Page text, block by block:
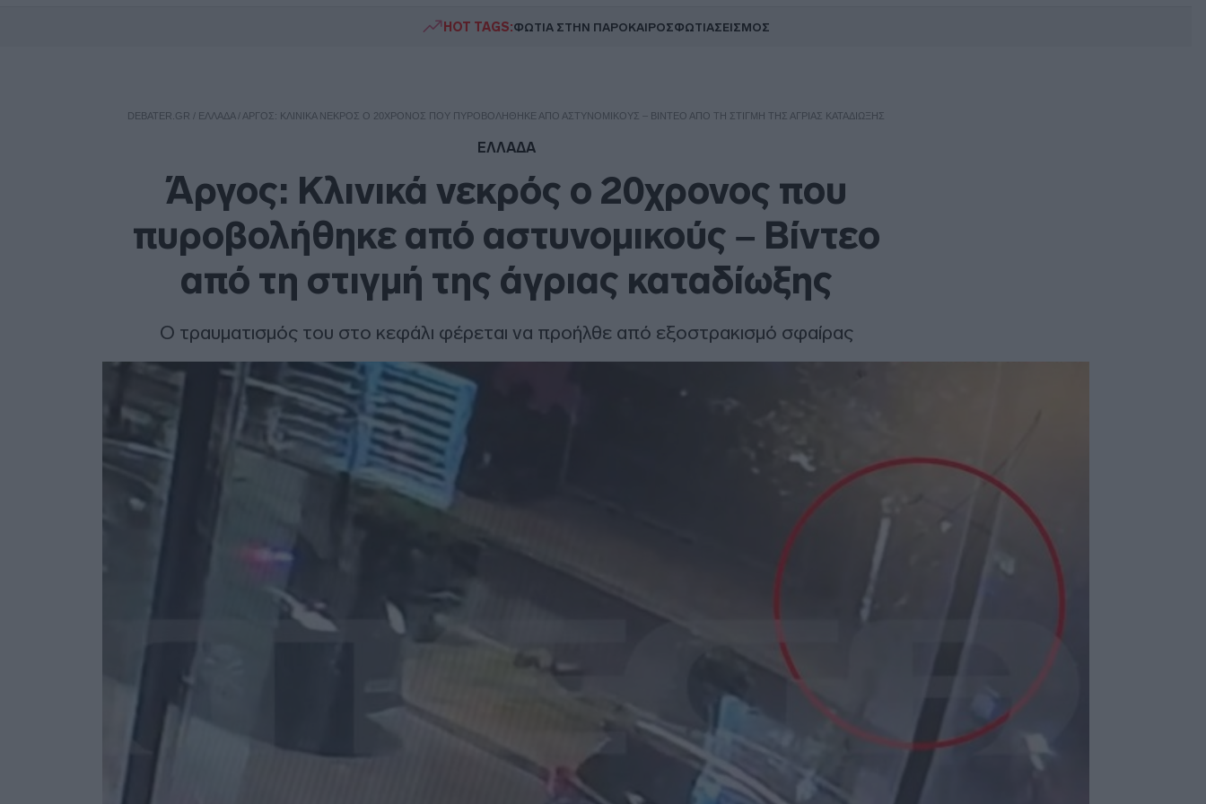
HOT TAGS:ΦΩΤΙΑ ΣΤΗΝ ΠΑΡΟΚΑΙΡΟΣΦΩΤΙΑΣΕΙΣΜΟΣ
DEBATER.GR / ΕΛΛΑΔΑ/ΆΡΓΟΣ: ΚΛΙΝΙΚΆ ΝΕΚΡΌΣ Ο 20ΧΡΟΝΟΣ ΠΟΥ ΠΥΡΟΒΟΛΉΘΗΚΕ ΑΠΌ ΑΣΤΥΝΟΜΙΚΟΎΣ – ΒΊΝΤΕΟ ΑΠΌ ΤΗ ΣΤΙΓΜΉ ΤΗΣ ΆΓΡΙΑΣ ΚΑΤΑΔΊΩΞΗΣ
ΕΛΛΑΔΑ
Άργος: Κλινικά νεκρός ο 20χρονος που
πυροβολήθηκε από αστυνομικούς – Βίντεο
από τη στιγμή της άγριας καταδίωξης
Ο τραυματισμός του στο κεφάλι φέρεται να προήλθε από εξοστρακισμό σφαίρας